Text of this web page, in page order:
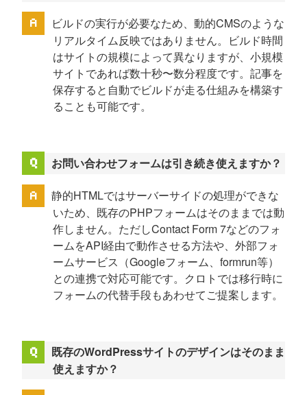
ビルドの実行が必要なため、動的CMSのような
リアルタイム反映ではありません。ビルド時間
はサイトの規模によって異なりますが、小規模
サイトであれば数十秒〜数分程度です。記事を
保存すると自動でビルドが走る仕組みを構築す
ることも可能です。
お問い合わせフォームは引き続き使えますか？
静的HTMLではサーバーサイドの処理ができな
いため、既存のPHPフォームはそのままでは動
作しません。ただしContact Form 7などのフォ
ームをAPI経由で動作させる方法や、外部フォ
ームサービス（Googleフォーム、formrun等）
との連携で対応可能です。クロトでは移行時に
フォームの代替手段もあわせてご提案します。
既存のWordPressサイトのデザインはそのまま
使えますか？